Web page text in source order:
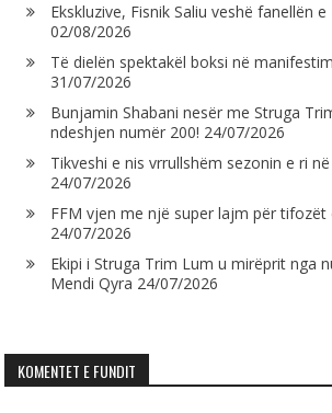
Ekskluzive, Fisnik Saliu veshë fanellën e
02/08/2026
Të dielën spektakël boksi në
31/07/2026
Bunjamin Shabani nesër me Struga
ndeshjen numër 200! 24/07/2026
Tikveshi e nis vrrullshëm sezonin e ri
24/07/2026
FFM vjen me një super lajm për tifozët
24/07/2026
Ekipi i Struga Trim Lum u mirëprit nga
Mendi Qyra 24/07/2026
KOMENTET E FUNDIT